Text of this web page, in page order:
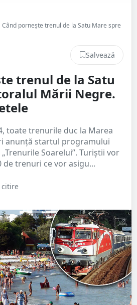
Când pornește trenul de la Satu Mare spre
Salvează
trenul de la Satu
Mării Negre.
toate trenurile duc la Marea
anunță startul programului
Soarelui”. Turiștii vor
de trenuri ce vor asigu...
citire